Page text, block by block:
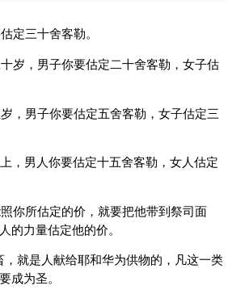
定三十舍客勒。
岁，男子你要估定二十舍客勒，女子估
，男子你要估定五舍客勒，女子估定三
，男人你要估定十五舍客勒，女人估定
你所估定的价，就要把他带到祭司面
的力量估定他的价。
，就是人献给耶和华为供物的，凡这一类
成为圣。